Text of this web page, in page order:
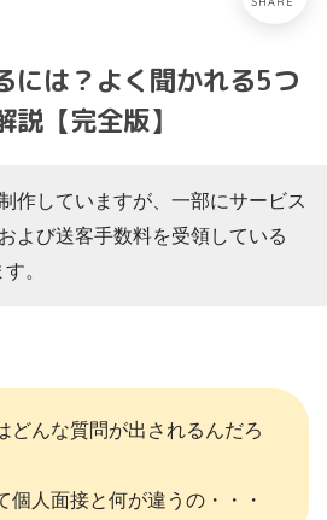
には？よく聞かれる5つ
【完全版】
作していますが、一部にサービス
よび送客手数料を受領している
。
どんな質問が出されるんだろ
個人面接と何が違うの・・・